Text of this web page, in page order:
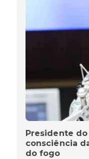
Presidente
consciência
do fogo